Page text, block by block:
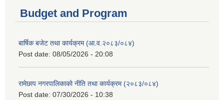
Budget and Program
बार्षिक बजेट तथा कार्यक्रम (आ.व.२०८३/०८४)
Post date: 08/05/2026 - 20:08
रामेछाप नगरपालिकाको नीति तथा कार्यक्रम (२०८३/०८४)
Post date: 07/30/2026 - 10:38